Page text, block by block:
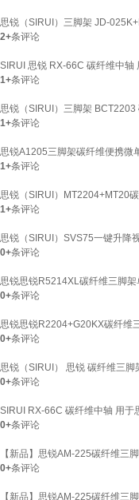
思锐（SIRUI）三脚架 JD-
2+条评论
SIRUI 思锐 RX-66C 碳纤维中轴
1+条评论
思锐（SIRUI）三脚架
1+条评论
思锐A1205三脚架碳纤维便携微
1+条评论
思锐（SIRUI）MT2204+MT20
1+条评论
思锐（SIRUI）SVS75一键升降
0+条评论
思锐思锐R5214XL碳纤维三脚
0+条评论
思锐思锐R2204+G20KX碳纤维
0+条评论
思锐（SIRUI） 思锐 碳纤维三
0+条评论
SIRUI RX-66C 碳纤维中轴 用于
0+条评论
【新品】思锐AM-225碳纤维三
0+条评论
【新品】思锐AM-225碳纤维三